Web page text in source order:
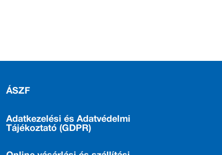
ÁSZF
Adatkezelési és Adatvédelmi
Tájékoztató (GDPR)